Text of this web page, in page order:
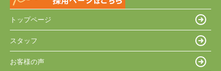
トップページ
スタッフ
お客様の声